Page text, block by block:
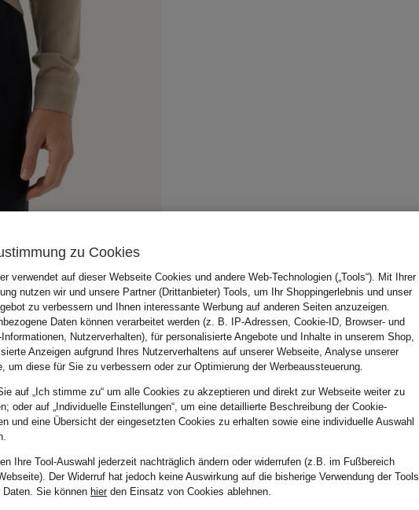
zu Cookies
verwendet auf dieser Webseite Cookies und andere Web-Technologien („Tools“). Mit Ihrer
nutzen wir und unsere Partner (Drittanbieter) Tools, um Ihr Shoppingerlebnis und unser
zu verbessern und Ihnen interessante Werbung auf anderen Seiten anzuzeigen.
Daten können verarbeitet werden (z. B. IP-Adressen, Cookie-ID, Browser- und
Nutzerverhalten), für personalisierte Angebote und Inhalte in unserem Shop,
Anzeigen aufgrund Ihres Nutzerverhaltens auf unserer Webseite, Analyse unserer
um diese für Sie zu verbessern oder zur Optimierung der Werbeaussteuerung.
auf „Ich stimme zu“ um alle Cookies zu akzeptieren und direkt zur Webseite weiter zu
oder auf „Individuelle Einstellungen“, um eine detaillierte Beschreibung der Cookie-
und eine Übersicht der eingesetzten Cookies zu erhalten sowie eine individuelle Auswahl
Ihre Tool-Auswahl jederzeit nachträglich ändern oder widerrufen (z.B. im Fußbereich
Der Widerruf hat jedoch keine Auswirkung auf die bisherige Verwendung der Tools
Daten. Sie können hierden Einsatz von Cookies ablehnen.